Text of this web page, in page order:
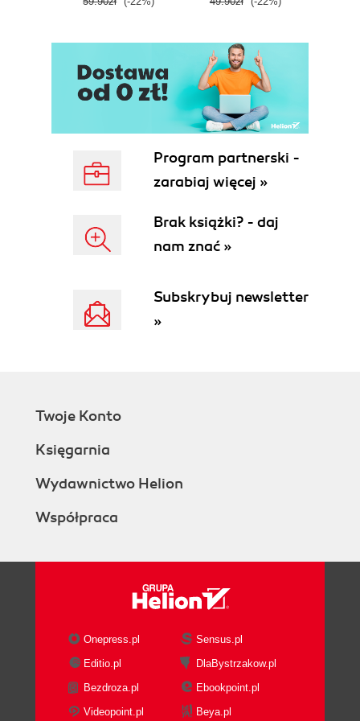
Program partnerski -
zarabiaj więcej »
Brak książki? - daj
nam znać »
Subskrybuj newsletter
»
Twoje Konto
Księgarnia
Wydawnictwo Helion
Współpraca
Onepress.pl
Sensus.pl
Editio.pl
DlaBystrzakow.pl
Bezdroza.pl
Ebookpoint.pl
Videopoint.pl
Beya.pl